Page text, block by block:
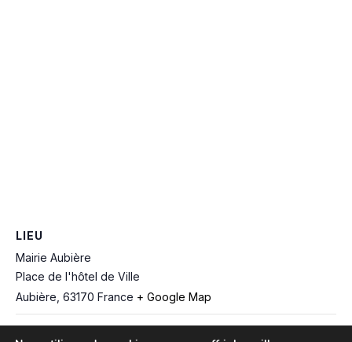
LIEU
Mairie Aubière
Place de l'hôtel de Ville
Aubière 63170 France + Google Map
Soirée thématique – 05 janvier : Soirée thématique – 02 février